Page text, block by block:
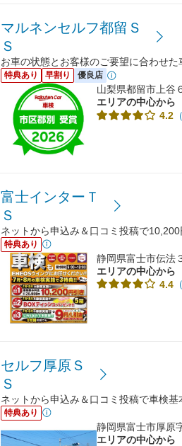
マルネンセルフ都留Ｓ
Ｓ
お車の状態とお客様のご要望に合わせ
特典あり 早割り 優良店
山梨県都留市上谷
エリアの中心から
4.2
富士インターＴ
Ｓ
ネットから申込み＆口コミ投稿で
特典あり
静岡県富士市伝法
エリアの中心から
4.4
セルフ厚原Ｓ
Ｓ
ネットから申込み＆口コミ投稿で車検基
特典あり
静岡県富士市厚原
エリアの中心から